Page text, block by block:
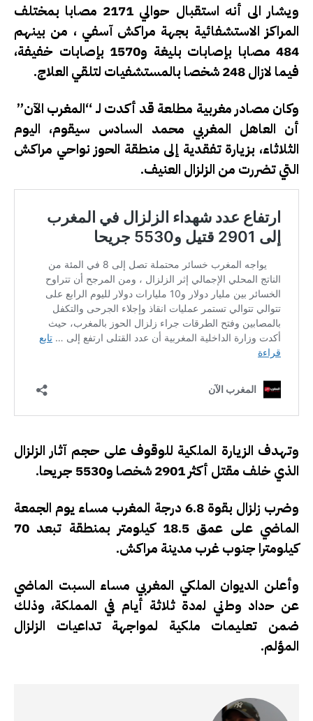
ويشار الى أنه استقبال حوالي 2171 مصابا بمختلف
المراكز الاستشفائية بجهة مراكش آسفي ، من بينهم
484 مصابا بإصابات بليغة و1570 بإصابات خفيفة،
فيما لازال 248 شخصا بالمستشفيات لتلقي العلاج.
وكان مصادر مغربية مطلعة قد أكدت لـ “المغرب الآن”
أن العاهل المغربي محمد السادس سيقوم، اليوم
الثلاثاء، بزيارة تفقدية إلى منطقة الحوز نواحي مراكش
التي تضررت من الزلزال العنيف.
وتهدف الزيارة الملكية للوقوف على حجم آثار الزلزال
الذي خلف مقتل أكثر 2901 شخصا و5530 جريحا.
وضرب زلزال بقوة 6.8 درجة المغرب مساء يوم الجمعة
الماضي على عمق 18.5 كيلومتر بمنطقة تبعد 70
كيلومترا جنوب غرب مدينة مراكش.
وأعلن الديوان الملكي المغربي مساء السبت الماضي
عن ﺣداد وطﻧﻲ ﻟﻣدة ﺛﻼﺛﺔ أﯾﺎم في المملكة، وذلك
ضمن تعليمات ملكية لمواجهة تداعيات الزلزال
المؤلم.